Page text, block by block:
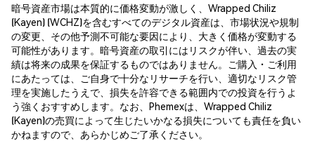
暗号資産市場は本質的に価格変動が激しく、Wrapped Chiliz
(Kayen) (WCHZ)を含むすべてのデジタル資産は、市場状況や規制
の変更、その他予測不可能な要因により、大きく価格が変動する
可能性があります。暗号資産の取引にはリスクが伴い、過去の実
績は将来の成果を保証するものではありません。ご購入・ご利用
にあたっては、ご自身で十分なリサーチを行い、適切なリスク管
理を実施したうえで、損失を許容できる範囲内での投資を行うよ
う強くおすすめします。なお、Phemexは、Wrapped Chiliz
(Kayen)の売買によって生じたいかなる損失についても責任を負い
かねますので、あらかじめご了承ください。